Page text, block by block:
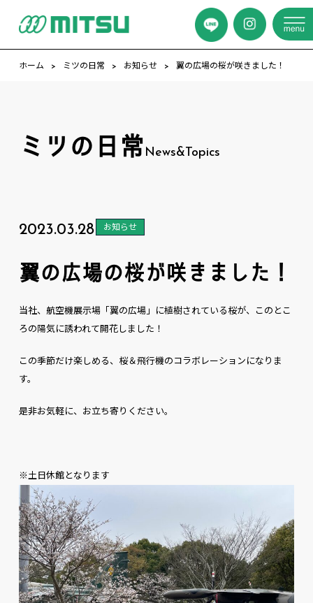
ホーム ミツの日常 お知らせ 翼の広場の桜が咲きました！
ミツの日常News&Topics
2023.03.28 お知らせ
翼の広場の桜が咲きました！
当社、航空機展示場「翼の広場」に植樹されている桜が、このとこ
ろの陽気に誘われて開花しました！
この季節だけ楽しめる、桜＆飛行機のコラボレーションになりま
す。
是非お気軽に、お立ち寄りください。
※土日休館となります